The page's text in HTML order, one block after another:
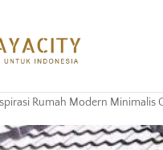
Rumah Modern Minimalis